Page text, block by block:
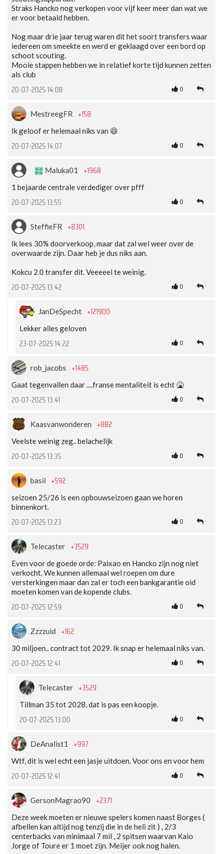
Straks Hancko nog verkopen voor vijf keer meer dan wat we
er voor betaald hebben.
Nog maar drie jaar terug waren dit het soort transfers waar
iedereen om smeekte en werd er geklaagd over een bord op
schoot scouting.
Mooie stappen hebben we in relatief korte tijd kunnen zetten
als club
20-07-2025 14:08 0
MestreegFR +158
Ik geloof er helemaal niks van 😄
20-07-2025 14:07 0
Maluka01 +1968
1 bejaarde centrale verdediger over pfff
20-07-2025 13:55 0
SteffieFR +8301
Ik lees 30% doorverkoop, maar dat zal wel weer over de
overwaarde zijn. Daar heb je dus niks aan.
Kokcu 2.0 transfer dit. Veeeeel te weinig.
20-07-2025 13:42 0
JanDeSpecht +121900
Lekker alles geloven
23-07-2025 14:22 0
rob_jacobs +1485
Gaat tegenvallen daar ....franse mentaliteit is echt 🤮
20-07-2025 13:41 0
Kaasvanwonderen +882
Veelste weinig zeg.. belachelijk
20-07-2025 13:35 0
basil +592
seizoen 25/26 is een opbouwseizoen gaan we horen
binnenkort.
20-07-2025 13:23 0
Telecaster +3529
Even voor de goede orde: Paixao en Hancko zijn nog niet
verkocht. We kunnen allemaal wel roepen om dure
versterkingen maar dan zal er toch een bankgarantie oid
moeten komen van de kopende clubs.
20-07-2025 12:59 0
Zzzzuid +162
30 miljoen.. contract tot 2029. Ik snap er helemaal niks van.
20-07-2025 12:41 0
Telecaster +3529
Tillman 35 tot 2028, dat is pas een koopje.
20-07-2025 13:00 0
DeAnalist1 +997
Wtf, dit is wel echt een jasje uitdoen. Voor ons en voor hem
20-07-2025 12:41 0
GersonMagrao90 +2371
Deze week moeten er nieuwe spelers komen naast Borges (
afbellen kan altijd nog tenzij die in de heli zit ) , 2/3
centerbacks van minimaal 7 mil , 2 spitsen waarvan Kaio
Jorge of Toure er 1 moet zijn. Meijer ook nog halen.